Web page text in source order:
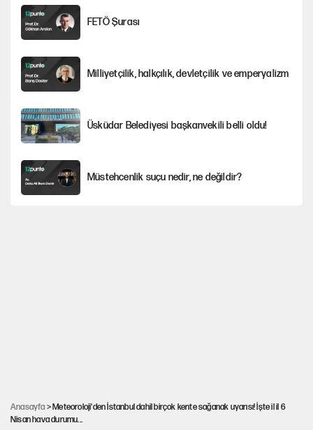
FETÖ Şurası
Milliyetçilik, halkçılık, devletçilik ve emperyalizm
Üsküdar Belediyesi başkanvekili belli oldu!
Müstehcenlik suçu nedir, ne değildir?
Anasayfa > Meteoroloji'den İstanbul dahil birçok kente sağanak uyarısı! İşte il il 6
Nisan hava durumu...